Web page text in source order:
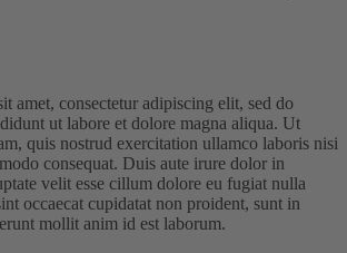
amet, consectetur adipiscing elit, sed do
ut labore et dolore magna aliqua. Ut
quis nostrud exercitation ullamco laboris nisi
consequat. Duis aute irure dolor in
velit esse cillum dolore eu fugiat nulla
occaecat cupidatat non proident, sunt in
mollit anim id est laborum.